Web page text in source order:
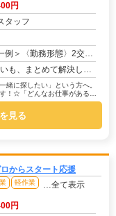
円
タッフ
日〉土日★ＧＷ・夏季・冬季・年末年始休暇あり★有給休暇あり※配属先により休日・...
なあなたを応援します。株式会社京栄センターでは、全国の工場求人をご紹介...
緒に探したい」という方へ。
！☆「どんなお仕事がある
見る
からスタート応援
軽作業 …全て表示
円